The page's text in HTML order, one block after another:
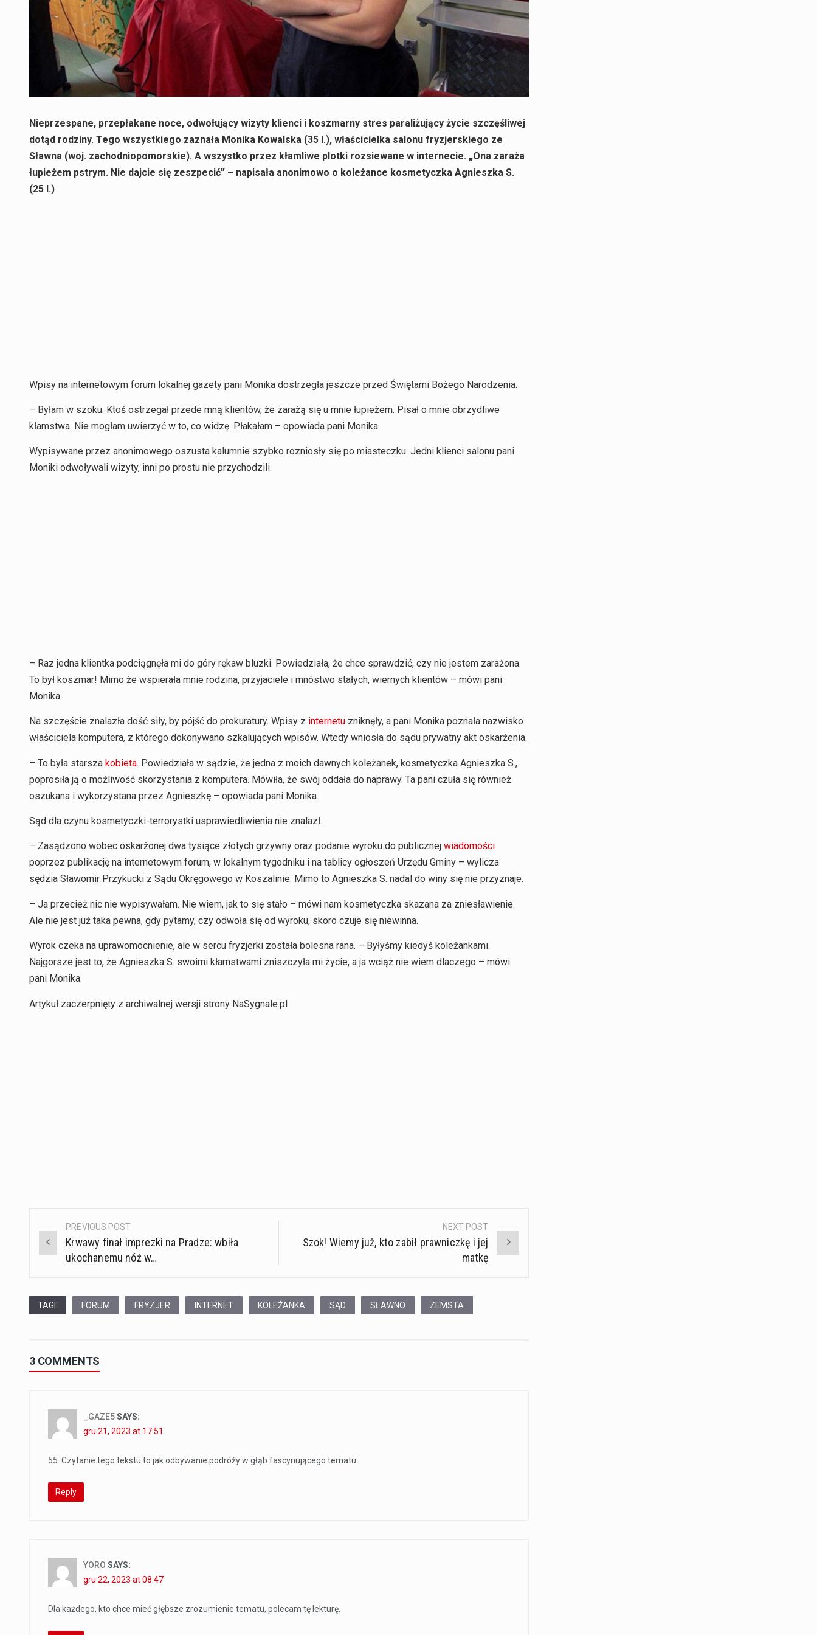
Nieprzespane, przepłakane noce, odwołujący wizyty klienci i koszmarny stres paraliżujący życie szczęśliwej
dotąd rodziny. Tego wszystkiego zaznała Monika Kowalska (35 l.), właścicielka salonu fryzjerskiego ze
Sławna (woj. zachodniopomorskie). A wszystko przez kłamliwe plotki rozsiewane w internecie. „Ona zaraża
łupieżem pstrym. Nie dajcie się zeszpecić” – napisała anonimowo o koleżance kosmetyczka Agnieszka S.
(25 l.)
Wpisy na internetowym forum lokalnej gazety pani Monika dostrzegła jeszcze przed Świętami Bożego Narodzenia.
– Byłam w szoku. Ktoś ostrzegał przede mną klientów, że zarażą się u mnie łupieżem. Pisał o mnie obrzydliwe
kłamstwa. Nie mogłam uwierzyć w to, co widzę. Płakałam – opowiada pani Monika.
Wypisywane przez anonimowego oszusta kalumnie szybko rozniosły się po miasteczku. Jedni klienci salonu pani
Moniki odwoływali wizyty, inni po prostu nie przychodzili.
– Raz jedna klientka podciągnęła mi do góry rękaw bluzki. Powiedziała, że chce sprawdzić, czy nie jestem zarażona.
To był koszmar! Mimo że wspierała mnie rodzina, przyjaciele i mnóstwo stałych, wiernych klientów – mówi pani
Monika.
Na szczęście znalazła dość siły, by pójść do prokuratury. Wpisy z internetu zniknęły, a pani Monika poznała nazwisko
właściciela komputera, z którego dokonywano szkalujących wpisów. Wtedy wniosła do sądu prywatny akt oskarżenia.
– To była starsza kobieta. Powiedziała w sądzie, że jedna z moich dawnych koleżanek, kosmetyczka Agnieszka S.,
poprosiła ją o możliwość skorzystania z komputera. Mówiła, że swój oddała do naprawy. Ta pani czuła się również
oszukana i wykorzystana przez Agnieszkę – opowiada pani Monika.
Sąd dla czynu kosmetyczki-terrorystki usprawiedliwienia nie znalazł.
– Zasądzono wobec oskarżonej dwa tysiące złotych grzywny oraz podanie wyroku do publicznej wiadomości
poprzez publikację na internetowym forum, w lokalnym tygodniku i na tablicy ogłoszeń Urzędu Gminy – wylicza
sędzia Sławomir Przykucki z Sądu Okręgowego w Koszalinie. Mimo to Agnieszka S. nadal do winy się nie przyznaje.
– Ja przecież nic nie wypisywałam. Nie wiem, jak to się stało – mówi nam kosmetyczka skazana za zniesławienie.
Ale nie jest już taka pewna, gdy pytamy, czy odwoła się od wyroku, skoro czuje się niewinna.
Wyrok czeka na uprawomocnienie, ale w sercu fryzjerki została bolesna rana. – Byłyśmy kiedyś koleżankami.
Najgorsze jest to, że Agnieszka S. swoimi kłamstwami zniszczyła mi życie, a ja wciąż nie wiem dlaczego – mówi
pani Monika.
Artykuł zaczerpnięty z archiwalnej wersji strony NaSygnale.pl
Post
navigation
PREVIOUS POST
Krwawy finał imprezki na Pradze: wbiła
ukochanemu nóż w…
NEXT POST
Szok! Wiemy już, kto zabił prawniczkę i jej
matkę
TAGI: FORUM FRYZJER INTERNET KOLEŻANKA SĄD SŁAWNO ZEMSTA
3 COMMENTS
_GAZE5SAYS:
gru 21, 2023 at 17:51
55. Czytanie tego tekstu to jak odbywanie podróży w głąb fascynującego tematu.
Reply
YORO SAYS:
gru 22, 2023 at 08:47
Dla każdego, kto chce mieć głębsze zrozumienie tematu, polecam tę lekturę.